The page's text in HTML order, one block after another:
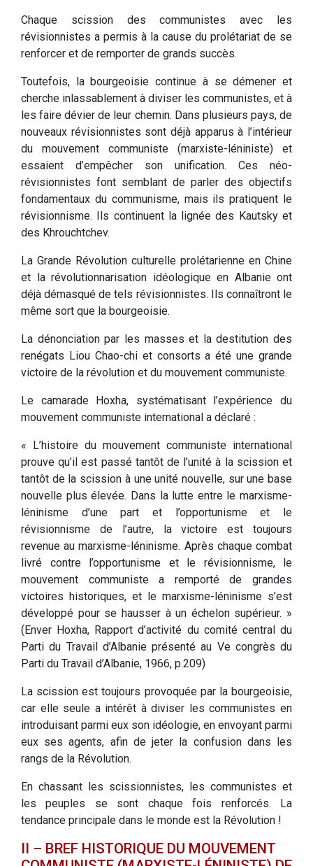
Chaque scission des communistes avec les
révisionnistes a permis à la cause du prolétariat de se
renforcer et de remporter de grands succès.
Toutefois, la bourgeoisie continue à se démener et
cherche inlassablement à diviser les communistes, et à
les faire dévier de leur chemin. Dans plusieurs pays, de
nouveaux révisionnistes sont déjà apparus à l’intérieur
du mouvement communiste (marxiste-léniniste) et
essaient d’empêcher son unification. Ces néo-
révisionnistes font semblant de parler des objectifs
fondamentaux du communisme, mais ils pratiquent le
révisionnisme. Ils continuent la lignée des Kautsky et
des Khrouchtchev.
La Grande Révolution culturelle prolétarienne en Chine
et la révolutionnarisation idéologique en Albanie ont
déjà démasqué de tels révisionnistes. Ils connaîtront le
même sort que la bourgeoisie.
La dénonciation par les masses et la destitution des
renégats Liou Chao-chi et consorts a été une grande
victoire de la révolution et du mouvement communiste.
Le camarade Hoxha, systématisant l’expérience du
mouvement communiste international a déclaré :
« L’histoire du mouvement communiste international
prouve qu’il est passé tantôt de l’unité à la scission et
tantôt de la scission à une unité nouvelle, sur une base
nouvelle plus élevée. Dans la lutte entre le marxisme-
léninisme d’une part et l’opportunisme et le
révisionnisme de l’autre, la victoire est toujours
revenue au marxisme-léninisme. Après chaque combat
livré contre l’opportunisme et le révisionnisme, le
mouvement communiste a remporté de grandes
victoires historiques, et le marxisme-léninisme s’est
développé pour se hausser à un échelon supérieur. »
(Enver Hoxha, Rapport d’activité du comité central du
Parti du Travail d’Albanie présenté au Ve congrès du
Parti du Travail d’Albanie, 1966, p.209)
La scission est toujours provoquée par la bourgeoisie,
car elle seule a intérêt à diviser les communistes en
introduisant parmi eux son idéologie, en envoyant parmi
eux ses agents, afin de jeter la confusion dans les
rangs de la Révolution.
En chassant les scissionnistes, les communistes et
les peuples se sont chaque fois renforcés. La
tendance principale dans le monde est la Révolution !
II – BREF HISTORIQUE DU MOUVEMENT